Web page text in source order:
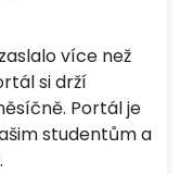
více než
si drží
Portál je
studentům a